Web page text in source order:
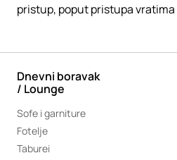
pristup, poput pristupa vratima
Dnevni boravak
/ Lounge
Sofe i garniture
Fotelje
Taburei